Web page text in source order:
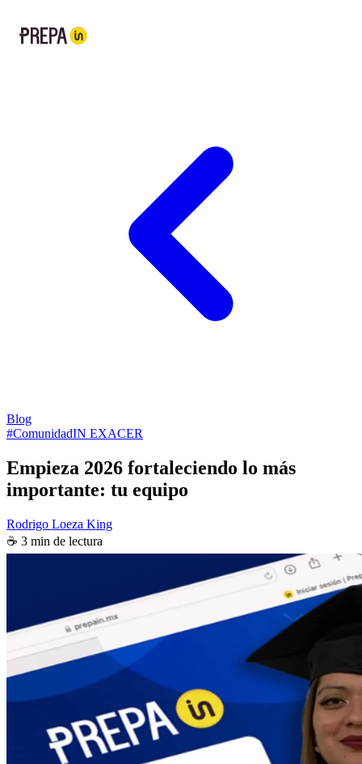
Blog
#ComunidadIN EXACER
Empieza 2026 fortaleciendo lo más
importante: tu equipo
Rodrigo Loeza King
☕ 3 min de lectura